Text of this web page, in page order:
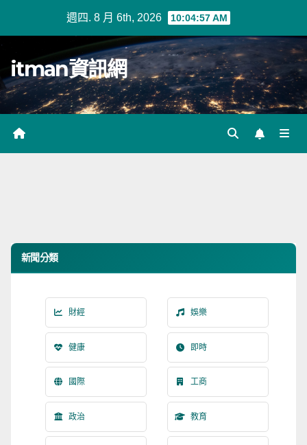
週四. 8 月 6th, 2026 10:04:57 AM
itman資訊網
新聞分類
財經 娛樂
健康 即時
國際 工商
政治 教育